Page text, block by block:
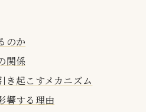
のか
関係
き起こすメカニズム
響する理由